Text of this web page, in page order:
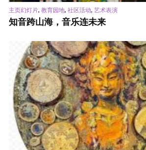
主页幻灯片, 教育园地, 社区活动, 艺术表演
知音跨山海，音乐连未来